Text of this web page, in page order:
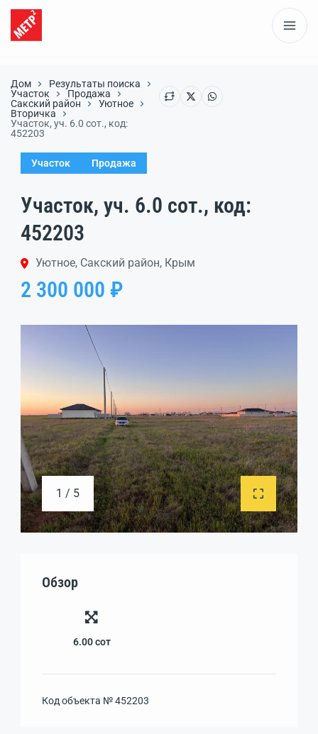
Дом
Результаты поиска
Участок
Продажа
Сакский район
Уютное
Вторичка
Участок, уч. 6.0 сот., код:
452203
Участок Продажа
Участок, уч. 6.0 сот., код:
452203
Уютное, Сакский район, Крым
2 300 000 ₽
1 / 5
Обзор
6.00 сот
Код объекта №452203